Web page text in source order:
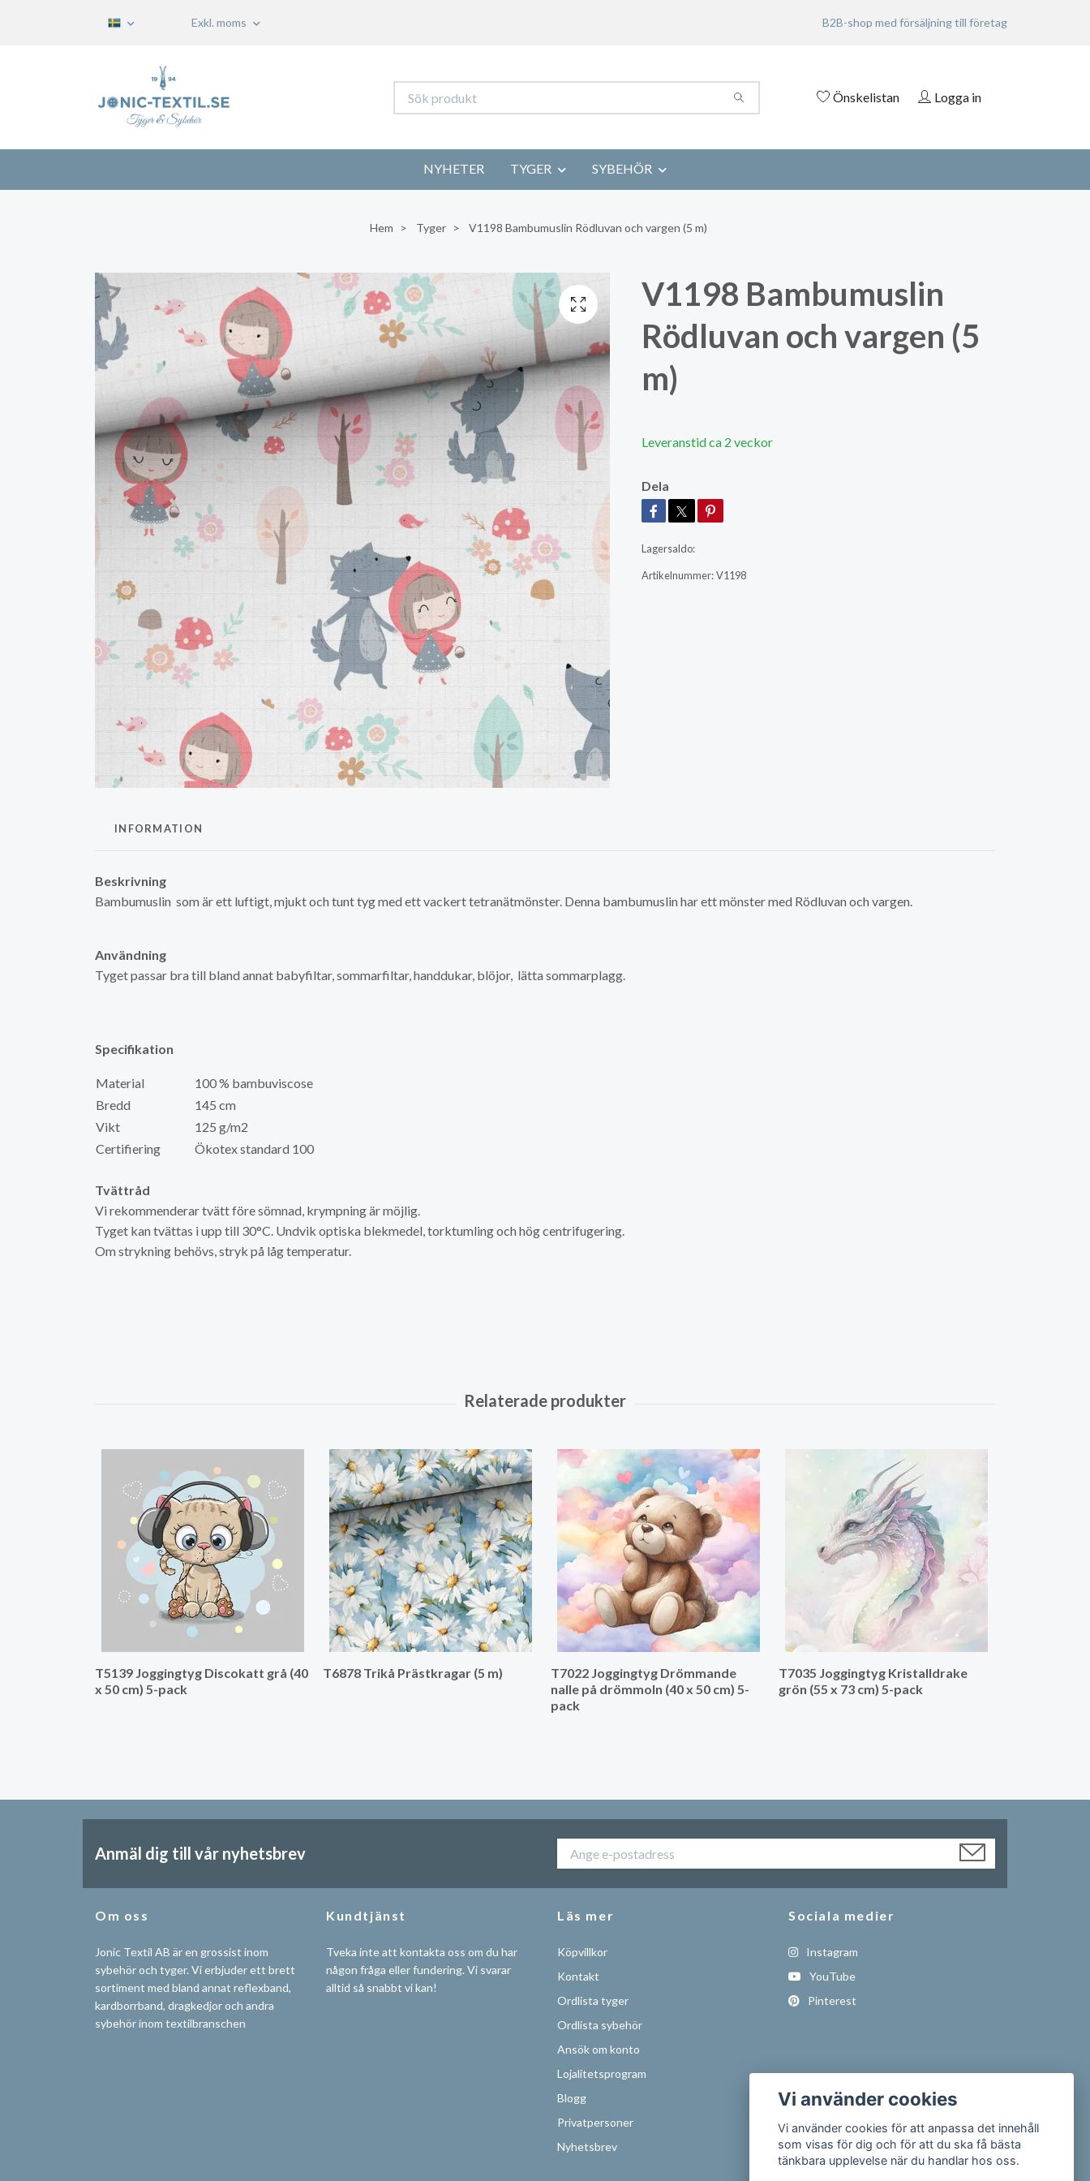
Exkl. moms B2B-shop med försäljning till företag
Önskelistan Logga in
NYHETER TYGER SYBEHÖR
Hem Tyger V1198 Bambumuslin Rödluvan och vargen (5 m)
V1198 Bambumuslin
Rödluvan och vargen (5
m)
Leveranstid ca 2 veckor
Dela
Lagersaldo:
Artikelnummer:V1198
INFORMATION
Beskrivning
Bambumuslin som är ett luftigt, mjukt och tunt tyg med ett vackert tetranätmönster. Denna bambumuslin har ett mönster med Rödluvan och vargen.
Användning
Tyget passar bra till bland annat babyfiltar, sommarfiltar, handdukar, blöjor, lätta sommarplagg.
Specifikation
Material
100 % bambuviscose
Bredd
145 cm
Vikt
125 g/m2
Certifiering
Ökotex standard 100
Tvättråd
Vi rekommenderar tvätt före sömnad, krympning är möjlig.
Tyget kan tvättas i upp till 30°C. Undvik optiska blekmedel, torktumling och hög centrifugering.
Om strykning behövs, stryk på låg temperatur.
T5139 Joggingtyg Discokatt grå (40
x 50 cm) 5-pack
T6878 Trikå Prästkragar (5 m)
T7022 Joggingtyg Drömmande
nalle på drömmoln (40 x 50 cm) 5-
pack
T7035 Joggingtyg Kristalldrake
grön (55 x 73 cm) 5-pack
Anmäl dig till vår nyhetsbrev
Om oss
Jonic Textil AB är en grossist inom
sybehör och tyger. Vi erbjuder ett brett
sortiment med bland annat reflexband,
kardborrband, dragkedjor och andra
sybehör inom textilbranschen
Kundtjänst
Tveka inte att kontakta oss om du har
någon fråga eller fundering. Vi svarar
alltid så snabbt vi kan!
Läs mer
Köpvillkor
Kontakt
Ordlista tyger
Ordlista sybehör
Ansök om konto
Lojalitetsprogram
Blogg
Privatpersoner
Nyhetsbrev
Sociala medier
Instagram
YouTube
Pinterest
Vi använder cookies
Vi använder cookies för att anpassa det innehåll
som visas för dig och för att du ska få bästa
tänkbara upplevelse när du handlar hos oss.